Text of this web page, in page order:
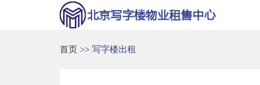
首页 >> 写字楼出租